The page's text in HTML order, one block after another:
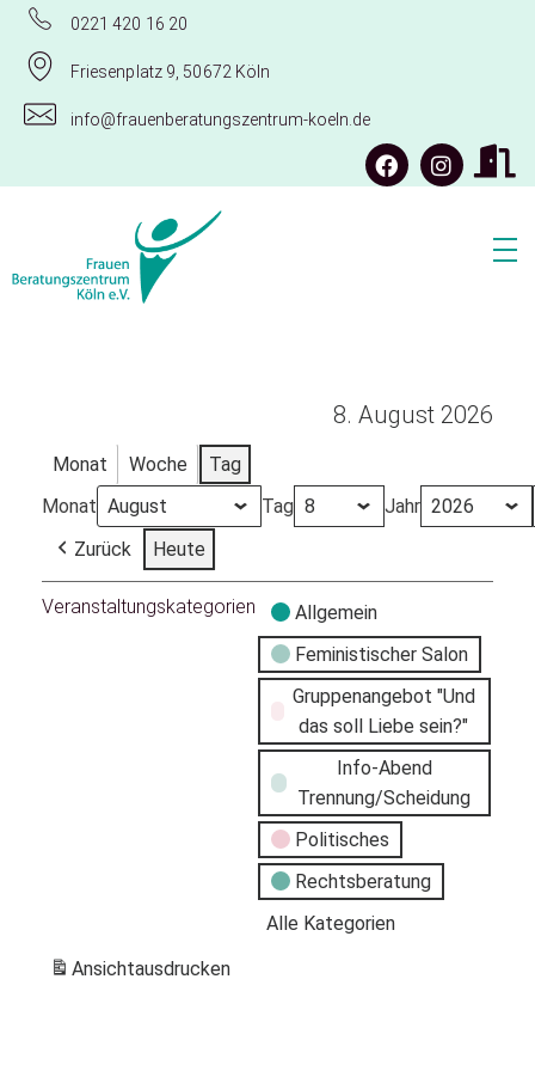
0221 420 16 20
Friesenplatz 9, 50672 Köln
info@frauenberatungszentrum-koeln.de
8. August 2026
Monat Woche
Tag
Monat
Tag
Jahr
Zurück
Heute
Veranstaltungskategorien
Allgemein
Feministischer Salon
Gruppenangebot "Und
das soll Liebe sein?"
Info-Abend
Trennung/Scheidung
Politisches
Rechtsberatung
Alle Kategorien
Ansichtausdrucken